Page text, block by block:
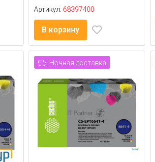
Артикул: 68397400
В корзину
Ночная доставка